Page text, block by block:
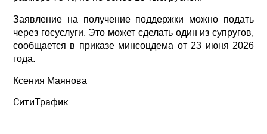
Заявление на получение поддержки можно подать
через госуслуги. Это может сделать один из супругов,
сообщается в приказе минсоцдема от 23 июня 2026
года.
Ксения Маянова
СитиТрафик